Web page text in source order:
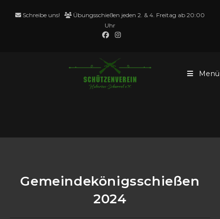
Schreibe uns!
Übungsschießen jeden 2. & 4. Freitag ab 20:00
Uhr
Menü
Gemeindekönigsschießen
2024